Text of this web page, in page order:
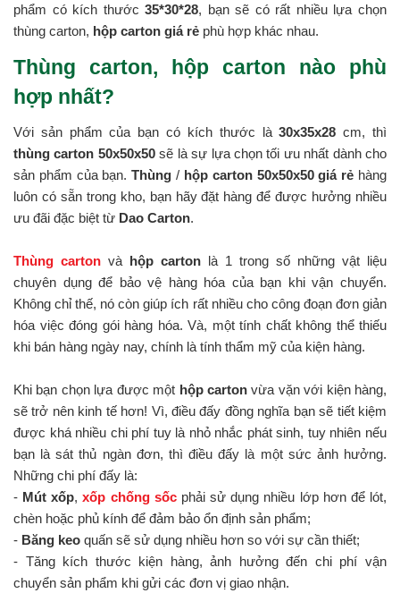
phẩm có kích thước35*30*28, bạn sẽ có rất nhiều lựa chọn
thùng carton, hộp carton giá rẻ phù hợp khác nhau.
Thùng carton, hộp carton nào phù
hợp nhất?
Với sản phẩm của bạn có kích thước là30x35x28cm, thì
thùng carton 50x50x50sẽ là sự lựa chọn tối ưu nhất dành cho
sản phẩm của bạn.Thùng/ hộp carton 50x50x50 giá rẻ hàng
luôn có sẵn trong kho, bạn hãy đặt hàng để được hưởng nhiều
ưu đãi đặc biệt từ Dao Carton.
Thùng carton và hộp carton là 1 trong số những vật liệu
chuyên dụng để bảo vệ hàng hóa của bạn khi vận chuyển.
Không chỉ thế, nó còn giúp ích rất nhiều cho công đoạn đơn giản
hóa việc đóng gói hàng hóa. Và, một tính chất không thể thiếu
khi bán hàng ngày nay, chính là tính thẩm mỹ của kiện hàng.
Khi bạn chọn lựa được một hộp cartonvừa vặn với kiện hàng,
sẽ trở nên kinh tế hơn! Vì, điều đấy đồng nghĩa bạn sẽ tiết kiệm
được khá nhiều chi phí tuy là nhỏ nhắc phát sinh, tuy nhiên nếu
bạn là sát thủ ngàn đơn, thì điều đấy là một sức ảnh hưởng.
Những chi phí đấy là:
- Mút xốp,xốp chống sốcphải sử dụng nhiều lớp hơn để lót,
chèn hoặc phủ kính để đảm bảo ổn định sản phẩm;
- Băng keo quấn sẽ sử dụng nhiều hơn so với sự cần thiết;
- Tăng kích thước kiện hàng, ảnh hưởng đến chi phí vận
chuyển sản phẩm khi gửi các đơn vị giao nhận.